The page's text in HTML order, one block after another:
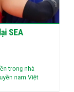
SEA
trong nhà
nam Việt